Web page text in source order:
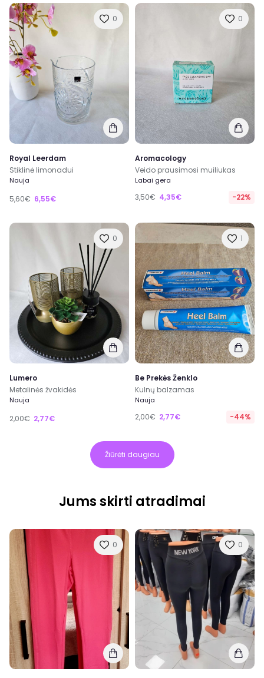
0
Royal Leerdam
Stiklinė limonadui
Nauja
5,60€ 6,55€
0
Aromacology
Veido prausimosi muiliukas
Labai gera
3,50€ 4,35€ -22%
0
Lumero
Metalinės žvakidės
Nauja
2,00€ 2,77€
1
Be Prekės Ženklo
Kulnų balzamas
Nauja
2,00€ 2,77€ -44%
Žiūrėti daugiau
Jums skirti atradimai
0 0